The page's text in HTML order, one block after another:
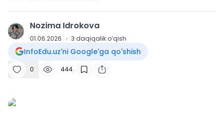
N Nozima Idrokova
01.06.2026 · 3 daqiqalik o‘qish
InfoEdu.uz'ni Google'ga qo'shish
0 444